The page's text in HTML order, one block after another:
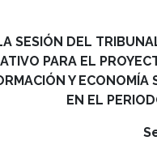
SESIÓN DEL
PARA EL
Y
EN EL